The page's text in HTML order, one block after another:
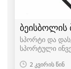
ბეისბოლის
სპორტი და
სპორტული
2 კვირის წინ